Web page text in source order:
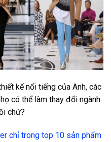
kế nổi tiếng của Anh, các
có thể làm thay đổi ngành
chứ?
chỉ trong top 10 sản phẩm